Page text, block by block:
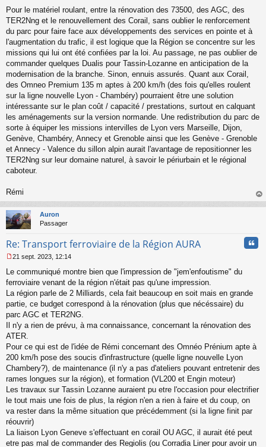
Pour le matériel roulant, entre la rénovation des 73500, des AGC, des
TER2Nng et le renouvellement des Corail, sans oublier le renforcement
du parc pour faire face aux développements des services en pointe et à
l'augmentation du trafic, il est logique que la Région se concentre sur les
missions qui lui ont été confiées par la loi. Au passage, ne pas oublier de
commander quelques Dualis pour Tassin-Lozanne en anticipation de la
modernisation de la branche. Sinon, ennuis assurés. Quant aux Corail,
des Omneo Premium 135 m aptes à 200 km/h (des fois qu'elles roulent
sur la ligne nouvelle Lyon - Chambéry) pourraient être une solution
intéressante sur le plan coût / capacité / prestations, surtout en calquant
les aménagements sur la version normande. Une redistribution du parc de
sorte à équiper les missions intervilles de Lyon vers Marseille, Dijon,
Genève, Chambéry, Annecy et Grenoble ainsi que les Genève - Grenoble
et Annecy - Valence du sillon alpin aurait l'avantage de repositionner les
TER2Nng sur leur domaine naturel, à savoir le périurbain et le régional
caboteur.
Rémi
au
Auron
Passager
Re: Transport ferroviaire de la Région AURA
e
s
g
e
n
o
u
21 sept. 2023, 12:14
Le communiqué montre bien que l'impression de "jem'enfoutisme" du
ferroviaire venant de la région n'était pas qu'une impression.
La région parle de 2 Milliards, cela fait beaucoup en soit mais en grande
partie, ce budget correspond à la rénovation (plus que nécéssaire) du
parc AGC et TER2NG.
Il n'y a rien de prévu, à ma connaissance, concernant la rénovation des
ATER.
Pour ce qui est de l'idée de Rémi concernant des Omnéo Prénium apte à
200 km/h pose des soucis d'infrastructure (quelle ligne nouvelle Lyon
Chambery?), de maintenance (il n'y a pas d'ateliers pouvant entretenir des
rames longues sur la région), et formation (VL200 et Engin moteur)
Les travaux sur Tassin Lozanne auraient pu etre l'occasion pour electrifier
le tout mais une fois de plus, la région n'en a rien à faire et du coup, on
va rester dans la même situation que précédemment (si la ligne finit par
réouvrir)
La liaison Lyon Geneve s'effectuant en corail OU AGC, il aurait été peut
etre pas mal de commander des Regiolis (ou Corradia Liner pour avoir un